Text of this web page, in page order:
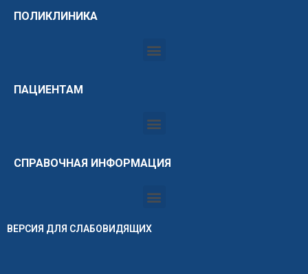
ПОЛИКЛИНИКА
ПАЦИЕНТАМ
СПРАВОЧНАЯ ИНФОРМАЦИЯ
ВЕРСИЯ ДЛЯ СЛАБОВИДЯЩИХ